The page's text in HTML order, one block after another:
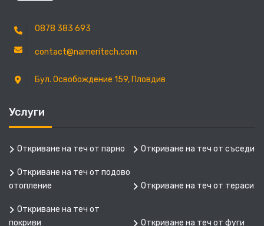
0878 383 693
contact@nameritech.com
Бул. Освобождение 159, Пловдив
Услуги
Откриване на теч от парно Откриване на теч от съседи
Откриване на теч от подово
отопление
Откриване на теч от тераси
Откриване на теч от
покриви
Откриване на теч от фуги